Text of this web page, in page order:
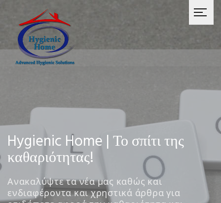
Hygienic Home | Το σπίτι της
καθαριότητας!
Ανακαλύψτε τα νέα μας καθώς και
ενδιαφέροντα και χρηστικά άρθρα για